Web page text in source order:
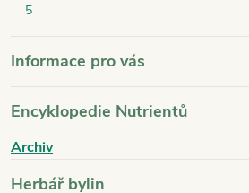
5
Informace pro vás
Encyklopedie Nutrientů
Archiv
Herbář bylin